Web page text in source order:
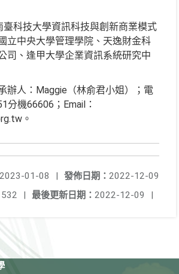
臺科技大學資訊科技與創新商業模式
立中央大學管理學院、天逸財金科
司、逢甲大學企業資訊系統研究中
辦人：Maggie（林俞君小姐）；電
分機66606；Email：
。
發佈日期： 2022-12-09
2023-01-08
|
最後更新日期： 2022-12-09 |
532 |